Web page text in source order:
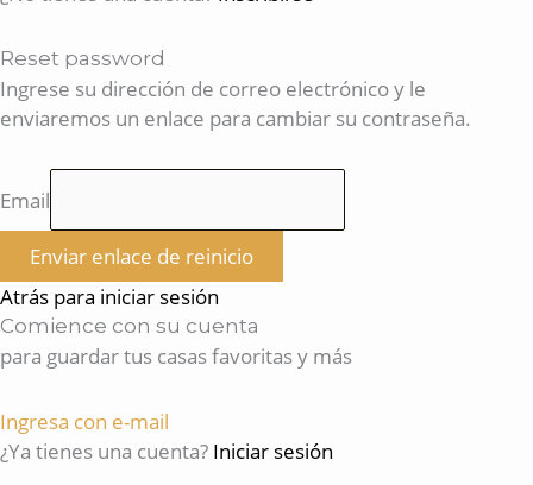
Reset password
Ingrese su dirección de correo electrónico y le
enviaremos un enlace para cambiar su contraseña.
Email
Enviar enlace de reinicio
Atrás para iniciar sesión
Comience con su cuenta
para guardar tus casas favoritas y más
Ingresa con e-mail
¿Ya tienes una cuenta? Iniciar sesión